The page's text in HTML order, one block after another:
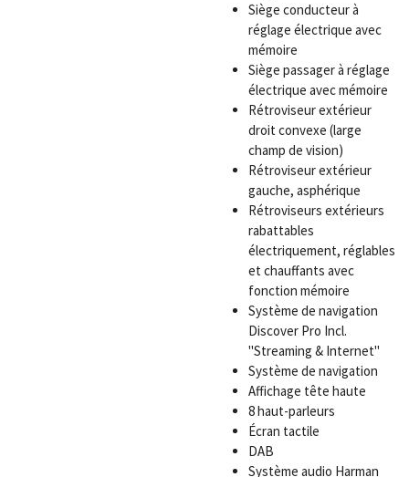
Siège conducteur à
réglage électrique avec
mémoire
Siège passager à réglage
électrique avec mémoire
Rétroviseur extérieur
droit convexe (large
champ de vision)
Rétroviseur extérieur
gauche, asphérique
Rétroviseurs extérieurs
rabattables
électriquement, réglables
et chauffants avec
fonction mémoire
Système de navigation
Discover Pro Incl.
"Streaming & Internet"
Système de navigation
Affichage tête haute
8 haut-parleurs
Écran tactile
DAB
Système audio Harman